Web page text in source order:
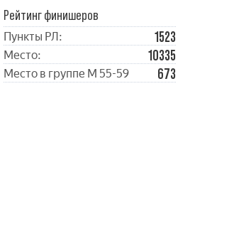
Рейтинг финишеров
Пункты РЛ: 1523
Место: 10335
Место в группе М 55-59 673